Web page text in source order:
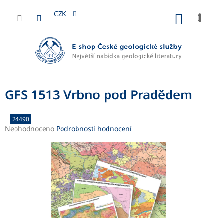
obsah
CZK
GFS 1513 Vrbno pod Pradědem
24490
Průměrné
Neohodnoceno Podrobnosti hodnocení